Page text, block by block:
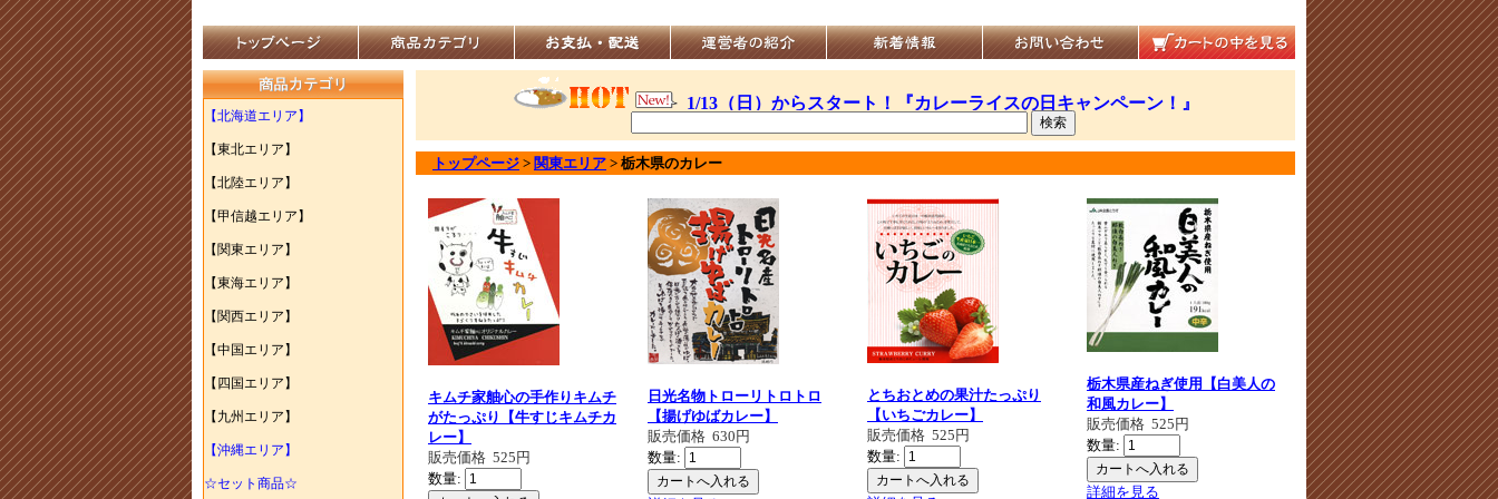
【北海道エリア】
【東北エリア】
【北陸エリア】
【甲信越エリア】
【関東エリア】
【東海エリア】
【関西エリア】
【中国エリア】
【四国エリア】
【九州エリア】
【沖縄エリア】
☆セット商品☆
トップページ > 関東エリア > 栃木県のカレー
キムチ家舳心の手作りキムチ
がたっぷり【牛すじキムチカ
レー】
販売価格 525円
数量:
日光名物トローリトロトロ
【揚げゆばカレー】
販売価格 630円
数量:
とちおとめの果汁たっぷり
【いちごカレー】
販売価格 525円
数量:
栃木県産ねぎ使用【白美人の
和風カレー】
販売価格 525円
数量:
詳細を見る